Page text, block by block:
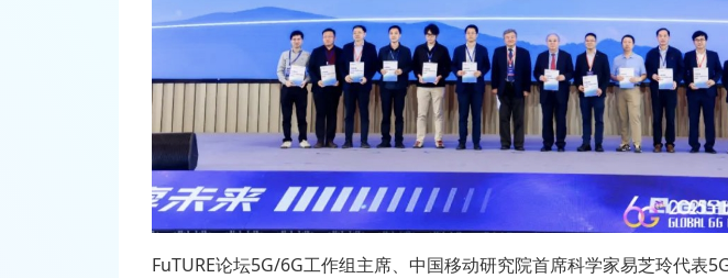
FuTURE论坛5G/6G工作组主席、中国移动研究院首席科学家易芝玲代表